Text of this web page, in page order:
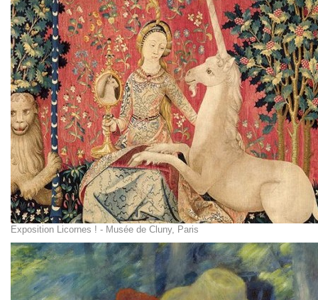
Exposition Licornes ! - Musée de Cluny, Paris